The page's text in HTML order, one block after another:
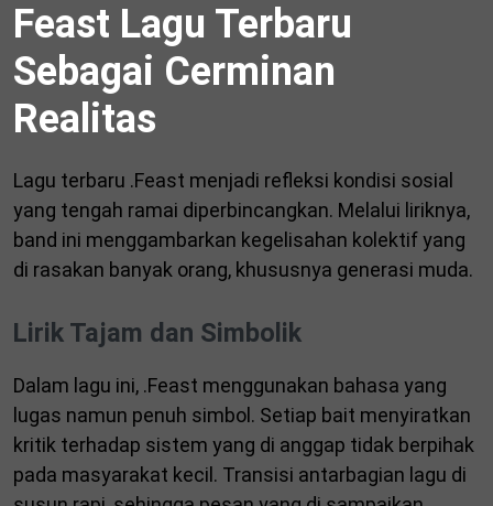
Feast Lagu Terbaru
Sebagai Cerminan
Realitas
Lagu terbaru .Feast menjadi refleksi kondisi sosial
yang tengah ramai diperbincangkan. Melalui liriknya,
band ini menggambarkan kegelisahan kolektif yang
di rasakan banyak orang, khususnya generasi muda.
Lirik Tajam dan Simbolik
Dalam lagu ini, .Feast menggunakan bahasa yang
lugas namun penuh simbol. Setiap bait menyiratkan
kritik terhadap sistem yang di anggap tidak berpihak
pada masyarakat kecil. Transisi antarbagian lagu di